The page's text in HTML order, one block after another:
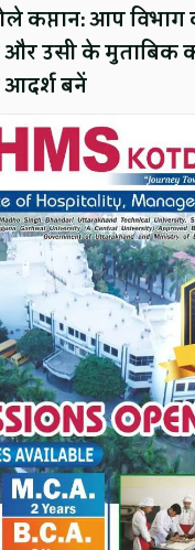
कप्तान: आप विभाग
उसी के मुताबिक
बनें